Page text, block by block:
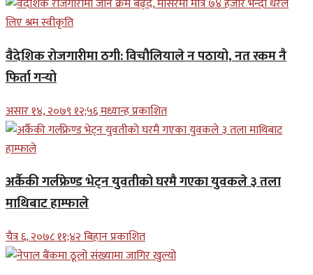
वैदेशिक रोजगारीमा ठगी: विचौलियाले न पठायो, नत रकम नै
फिर्ता गर्‍यो
असार १४, २०७९ १२;५६ मध्यान्ह प्रकाशित
अर्कैकी गर्लफ्रेण्ड भेट्न युवतीको घरमै गएका युवकले ३ तला
माथिबाट हाम्फाले
चैत्र ६, २०७८ ११;४२ बिहान प्रकाशित